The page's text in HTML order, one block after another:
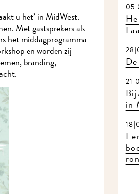
u het’ in MidWest.
Met gastsprekers als
het middagprogramma
en worden zij
branding,
in